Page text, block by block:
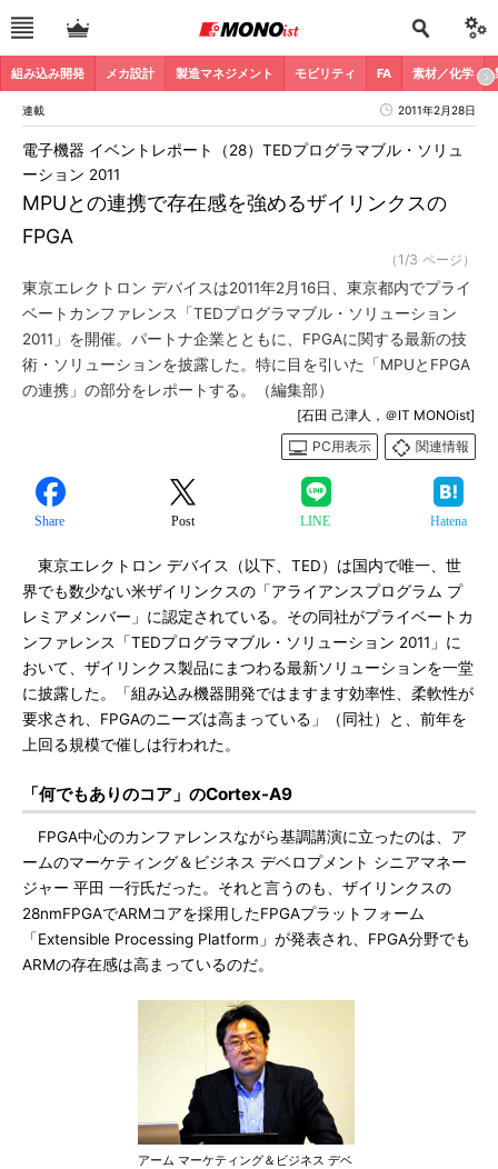
組み込み開発 メカ設計 製造マネジメント モビリティ FA 素材／化学
連載 2011年2月28日
MPUとの連携で存在感を強めるザイリンクスの
FPGA
電子機器 イベントレポート（28）TEDプログラマブル・ソリュ
ーション 2011
（1/3 ページ）
東京エレクトロン デバイスは2011年2月16日、東京都内でプライ
ベートカンファレンス「TEDプログラマブル・ソリューション
2011」を開催。パートナ企業とともに、FPGAに関する最新の技
術・ソリューションを披露した。特に目を引いた「MPUとFPGA
の連携」の部分をレポートする。（編集部）
[石田 己津人，＠IT MONOist]
PC用表示
関連情報
Share Post LINE Hatena
東京エレクトロン デバイス（以下、TED）は国内で唯一、世
界でも数少ない米ザイリンクスの「アライアンスプログラム プ
レミアメンバー」に認定されている。その同社がプライベートカ
ンファレンス「TEDプログラマブル・ソリューション 2011」に
おいて、ザイリンクス製品にまつわる最新ソリューションを一堂
に披露した。「組み込み機器開発ではますます効率性、柔軟性が
要求され、FPGAのニーズは高まっている」（同社）と、前年を
上回る規模で催しは行われた。
「何でもありのコア」のCortex-A9
FPGA中心のカンファレンスながら基調講演に立ったのは、ア
ームのマーケティング＆ビジネス デベロプメント シニアマネー
ジャー 平田 一行氏だった。それと言うのも、ザイリンクスの
28nmFPGAでARMコアを採用したFPGAプラットフォーム
「Extensible Processing Platform」が発表され、FPGA分野でも
ARMの存在感は高まっているのだ。
アーム マーケティング＆ビジネス デベ